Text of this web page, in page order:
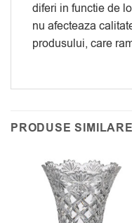
diferi in functie de
nu afecteaza
produsului, care
PRODUSE SIMILARE